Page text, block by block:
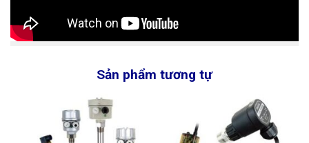
Sản phẩm tương tự